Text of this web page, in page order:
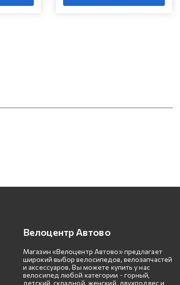
Велоцентр Автово
Магазин «Велоцентр Автово» предлагает
широкий выбор велосипедов, велозапчастей
и аксессуаров. Вы можете купить у нас
велосипед любой категории - горный,
детский, складной, женский, двухподвес и